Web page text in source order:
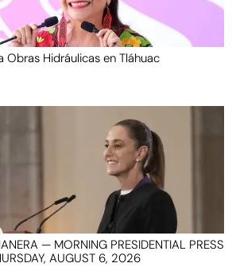
Obras Hidráulicas en Tláhuac
— MORNING PRESIDENTIAL PRESS
AUGUST 6, 2026